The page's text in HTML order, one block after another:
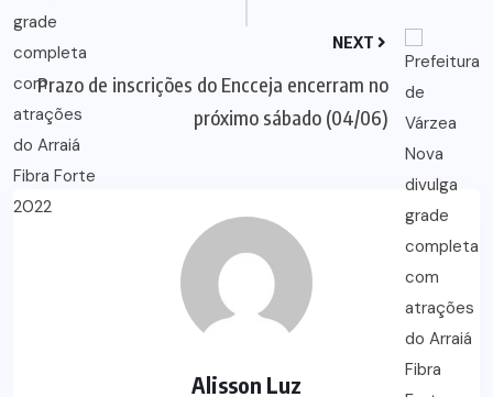
NEXT
Prazo de inscrições do Encceja encerram no
próximo sábado (04/06)
Alisson Luz